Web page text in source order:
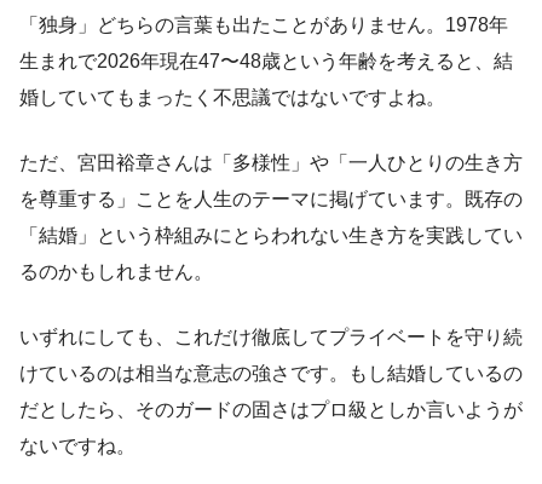
「独身」どちらの言葉も出たことがありません。1978年
生まれで2026年現在47〜48歳という年齢を考えると、結
婚していてもまったく不思議ではないですよね。
ただ、宮田裕章さんは「多様性」や「一人ひとりの生き方
を尊重する」ことを人生のテーマに掲げています。既存の
「結婚」という枠組みにとらわれない生き方を実践してい
るのかもしれません。
いずれにしても、これだけ徹底してプライベートを守り続
けているのは相当な意志の強さです。もし結婚しているの
だとしたら、そのガードの固さはプロ級としか言いようが
ないですね。